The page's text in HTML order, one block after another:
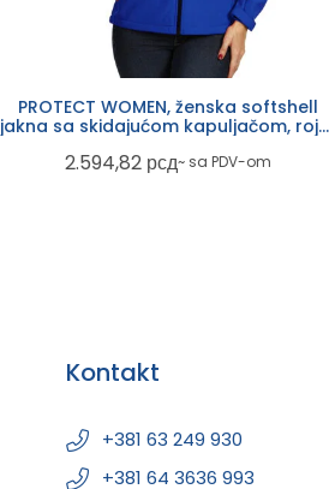
PROTECT WOMEN, ženska softshell
jakna sa skidajućom kapuljačom, rojal
2.594,82 рсд~ sa PDV-om
Kontakt
+381 63 249 930
+381 64 3636 993